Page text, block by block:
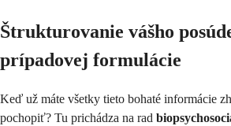
Štrukturovanie vášho
prípadovej formulácie
Keď už máte všetky tieto bohaté informácie
pochopiť? Tu prichádza na rad